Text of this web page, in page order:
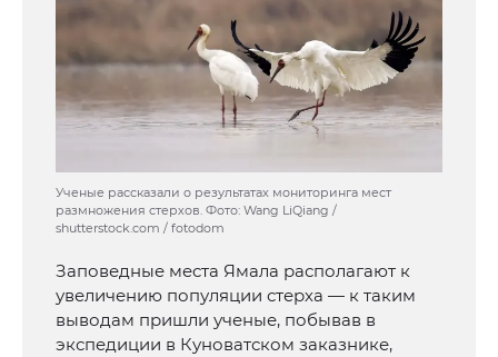
Ученые рассказали о результатах мониторинга мест
размножения стерхов. Фото: Wang LiQiang /
shutterstock.com / fotodom
Заповедные места Ямала располагают к
увеличению популяции стерха — к таким
выводам пришли ученые, побывав в
экспедиции в Куноватском заказнике,